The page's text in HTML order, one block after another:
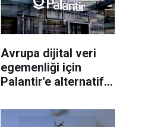
Avrupa dijital veri
egemenliği için
Palantir'e alternatif
arayışında